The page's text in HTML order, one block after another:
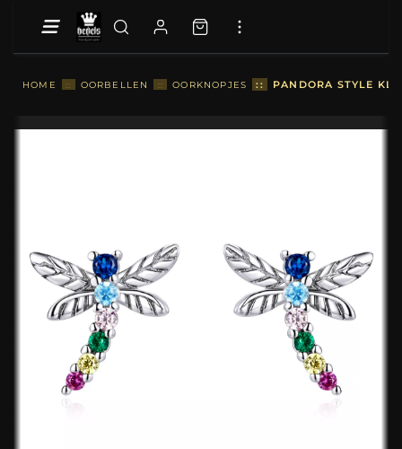
HOME :: OORBELLEN :: OORKNOPJES :: PANDORA STYLE